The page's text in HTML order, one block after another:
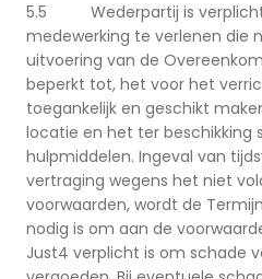
5.5 Wederpartij is verplicht
medewerking te verlenen die
uitvoering van de
beperkt tot, het voor het
toegankelijk en geschikt
locatie en het ter beschikking
hulpmiddelen. Ingeval van
vertraging wegens het niet
voorwaarden, wordt de
nodig is om aan de
Just4 verplicht is om schade